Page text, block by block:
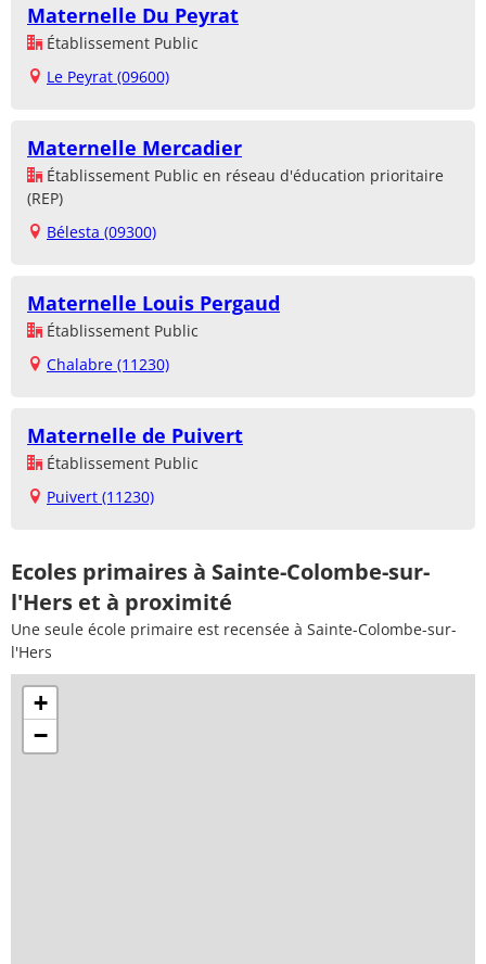
Maternelle Du Peyrat
Établissement Public
Le Peyrat (09600)
Maternelle Mercadier
Établissement Public en réseau d'éducation prioritaire
(REP)
Bélesta (09300)
Maternelle Louis Pergaud
Établissement Public
Chalabre (11230)
Maternelle de Puivert
Établissement Public
Puivert (11230)
Ecoles primaires à Sainte-Colombe-sur-
l'Hers et à proximité
Une seule école primaire est recensée à Sainte-Colombe-sur-
l'Hers
+
−